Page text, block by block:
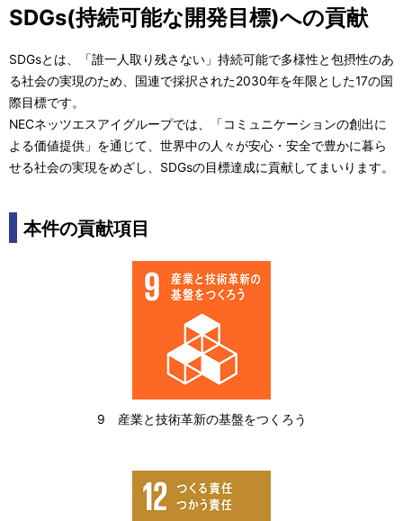
SDGs(持続可能な開発目標)への貢献
SDGsとは、「誰一人取り残さない」持続可能で多様性と包摂性のあ
る社会の実現のため、国連で採択された2030年を年限とした17の国
際目標です。
NECネッツエスアイグループでは、「コミュニケーションの創出に
よる価値提供」を通じて、世界中の人々が安心・安全で豊かに暮ら
せる社会の実現をめざし、SDGsの目標達成に貢献してまいります。
本件の貢献項目
9 産業と技術革新の基盤をつくろう